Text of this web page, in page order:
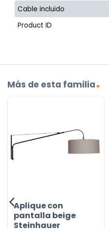
Cable incluido
Product ID
Más de esta familia
Aplique con
pantalla beige
Steinhauer